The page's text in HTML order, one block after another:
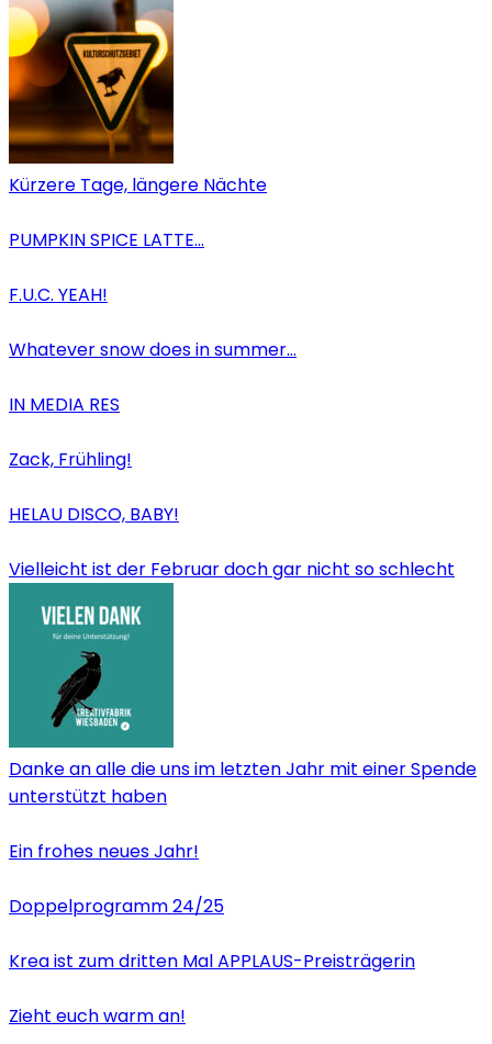
Kürzere Tage, längere Nächte
PUMPKIN SPICE LATTE…
F.U.C. YEAH!
Whatever snow does in summer…
IN MEDIA RES
Zack, Frühling!
HELAU DISCO, BABY!
Vielleicht ist der Februar doch gar nicht so schlecht
Danke an alle die uns im letzten Jahr mit einer Spende
unterstützt haben
Ein frohes neues Jahr!
Doppelprogramm 24/25
Krea ist zum dritten Mal APPLAUS-Preisträgerin
Zieht euch warm an!